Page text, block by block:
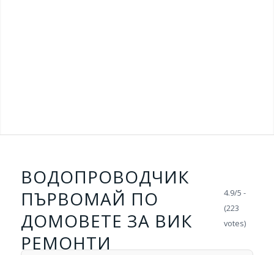
ВОДОПРОВОДЧИК
ПЪРВОМАЙ ПО
ДОМОВЕТЕ ЗА ВИК
РЕМОНТИ
4.9/5 -
(223
votes)